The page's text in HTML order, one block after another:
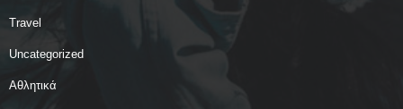
Travel
Uncategorized
Αθλητικά